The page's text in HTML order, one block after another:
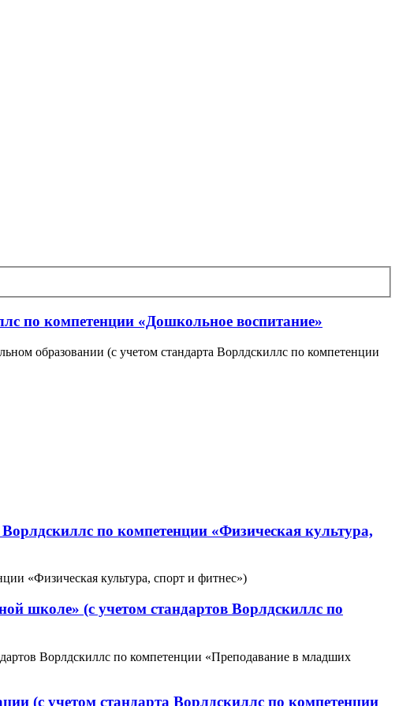
по компетенции «Дошкольное воспитание»
образовании (с учетом стандарта Ворлдскиллс по компетенции
по компетенции «Физическая культура,
«Физическая культура, спорт и фитнес»)
школе» (с учетом стандартов Ворлдскиллс по
Ворлдскиллс по компетенции «Преподавание в младших
(с учетом стандарта Ворлдскиллс по компетенции